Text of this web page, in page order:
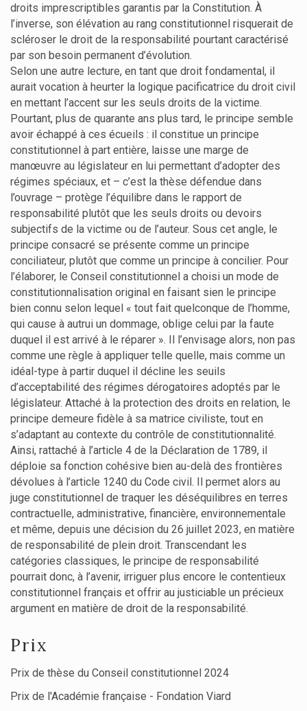
droits imprescriptibles garantis par la Constitution. À
l’inverse, son élévation au rang constitutionnel risquerait de
scléroser le droit de la responsabilité pourtant caractérisé
par son besoin permanent d’évolution.
Selon une autre lecture, en tant que droit fondamental, il
aurait vocation à heurter la logique pacificatrice du droit civil
en mettant l’accent sur les seuls droits de la victime.
Pourtant, plus de quarante ans plus tard, le principe semble
avoir échappé à ces écueils : il constitue un principe
constitutionnel à part entière, laisse une marge de
manœuvre au législateur en lui permettant d’adopter des
régimes spéciaux, et – c’est la thèse défendue dans
l’ouvrage – protège l’équilibre dans le rapport de
responsabilité plutôt que les seuls droits ou devoirs
subjectifs de la victime ou de l’auteur. Sous cet angle, le
principe consacré se présente comme un principe
conciliateur, plutôt que comme un principe à concilier. Pour
l’élaborer, le Conseil constitutionnel a choisi un mode de
constitutionnalisation original en faisant sien le principe
bien connu selon lequel « tout fait quelconque de l’homme,
qui cause à autrui un dommage, oblige celui par la faute
duquel il est arrivé à le réparer ». Il l’envisage alors, non pas
comme une règle à appliquer telle quelle, mais comme un
idéal-type à partir duquel il décline les seuils
d’acceptabilité des régimes dérogatoires adoptés par le
législateur. Attaché à la protection des droits en relation, le
principe demeure fidèle à sa matrice civiliste, tout en
s’adaptant au contexte du contrôle de constitutionnalité.
Ainsi, rattaché à l’article 4 de la Déclaration de 1789, il
déploie sa fonction cohésive bien au-delà des frontières
dévolues à l’article 1240 du Code civil. Il permet alors au
juge constitutionnel de traquer les déséquilibres en terres
contractuelle, administrative, financière, environnementale
et même, depuis une décision du 26 juillet 2023, en matière
de responsabilité de plein droit. Transcendant les
catégories classiques, le principe de responsabilité
pourrait donc, à l’avenir, irriguer plus encore le contentieux
constitutionnel français et offrir au justiciable un précieux
argument en matière de droit de la responsabilité.
Prix
Prix de thèse du Conseil constitutionnel 2024
Prix de l'Académie française - Fondation Viard